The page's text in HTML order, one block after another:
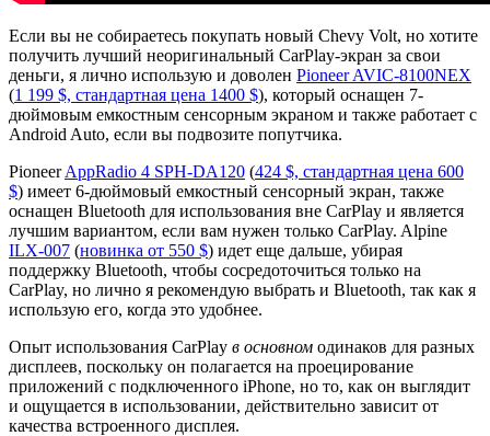
Если вы не собираетесь покупать новый Chevy Volt, но хотите
получить лучший неоригинальный CarPlay-экран за свои
деньги, я лично использую и доволен Pioneer AVIC-8100NEX
(1 199 $, стандартная цена 1400 $), который оснащен 7-
дюймовым емкостным сенсорным экраном и также работает с
Android Auto, если вы подвозите попутчика.
PioneerAppRadio 4 SPH-DA120 (424 $, стандартная цена 600
$) имеет 6-дюймовый емкостный сенсорный экран, также
оснащен Bluetooth для использования вне CarPlay и является
лучшим вариантом, если вам нужен только CarPlay. Alpine
ILX-007 (новинка от 550 $) идет еще дальше, убирая
поддержку Bluetooth, чтобы сосредоточиться только на
CarPlay, но лично я рекомендую выбрать и Bluetooth, так как я
использую его, когда это удобнее.
Опыт использования CarPlay в основном одинаков для разных
дисплеев, поскольку он полагается на проецирование
приложений с подключенного iPhone, но то, как он выглядит
и ощущается в использовании, действительно зависит от
качества встроенного дисплея.